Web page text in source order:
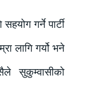
गर्ने पार्टी
लागि गर्यो भने
सुकुम्वासीको